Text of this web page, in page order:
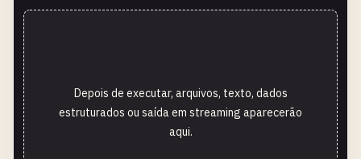
Depois de executar, arquivos, texto, dados
estruturados ou saída em streaming aparecerão
aqui.